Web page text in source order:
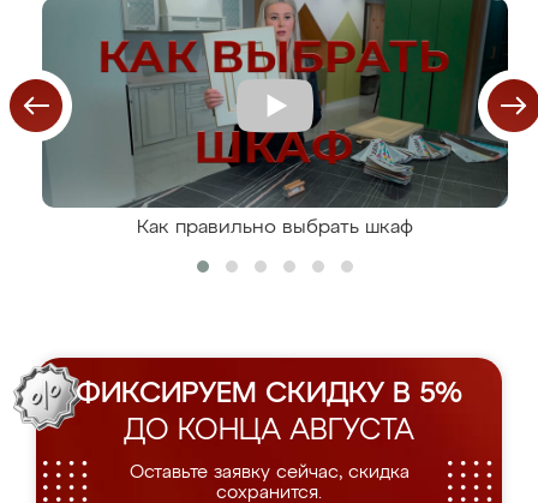
Как правильно выбрать шкаф
ФИКСИРУЕМ СКИДКУ В 5%
ДО КОНЦА АВГУСТА
Оставьте заявку сейчас, скидка
сохранится.